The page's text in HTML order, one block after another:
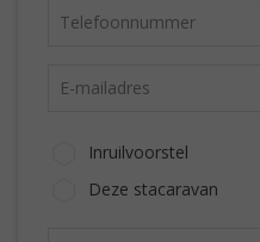
Inruilvoorstel
Deze stacaravan